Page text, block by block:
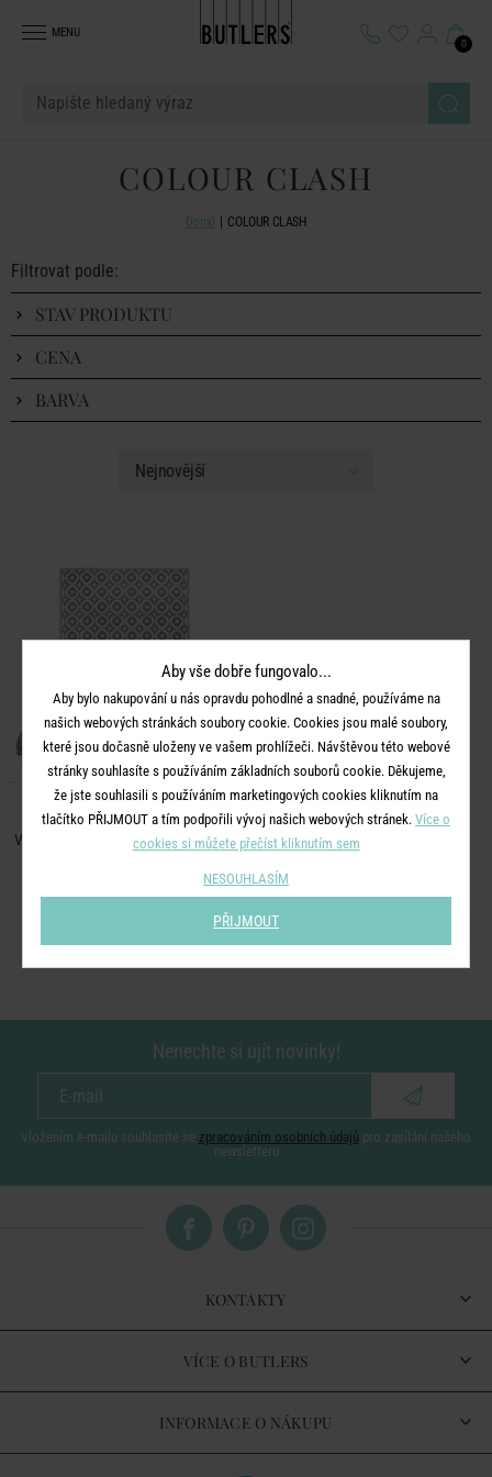
MENU
0
COLOUR CLASH
Domů COLOUR CLASH
Filtrovat podle:
STAV PRODUKTU
CENA
BARVA
COLOUR CLASH
Venkovní koberec mozaika 150 x 90
Nenechte si ujít novinky!
vložením e-mailu souhlasíte se zpracováním osobních údajů pro zasílání našeho
newsletteru
KONTAKTY
VÍCE O BUTLERS
INFORMACE O NÁKUPU
Aby vše dobře fungovalo...
Aby bylo nakupování u nás opravdu pohodlné a snadné, používáme na
našich webových stránkách soubory cookie. Cookies jsou malé soubory,
které jsou dočasně uloženy ve vašem prohlížeči. Návštěvou této webové
stránky souhlasíte s používáním základních souborů cookie. Děkujeme,
že jste souhlasili s používáním marketingových cookies kliknutím na
tlačítko PŘIJMOUT a tím podpořili vývoj našich webových stránek. Více o
cookies si můžete přečíst kliknutím sem
NESOUHLASÍM
PŘIJMOUT